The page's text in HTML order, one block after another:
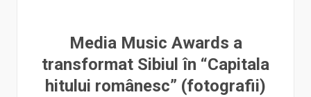
Media Music Awards a
transformat Sibiul în “Capitala
hitului românesc” (fotografii)